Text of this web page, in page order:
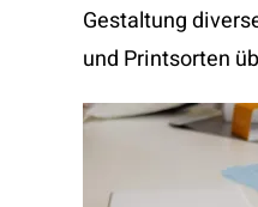
Gestaltung
und Printsorten